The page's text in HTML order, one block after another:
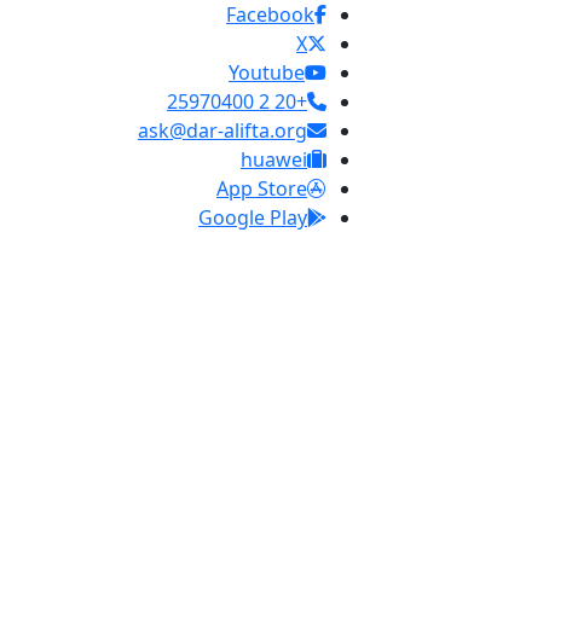
Facebook
X
Youtube
+20 2 25970400
ask@dar-alifta.org
huawei
App Store
Google Play